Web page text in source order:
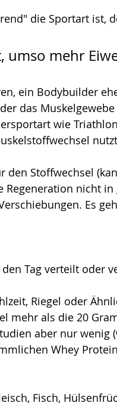
die Sportart ist,
umso mehr
ein Bodybuilder
das
wie
den Stoffwechsel
nicht
Es
Tag verteilt oder
Riegel oder
mehr als die 20
aber nur wenig
Whey
Fisch,